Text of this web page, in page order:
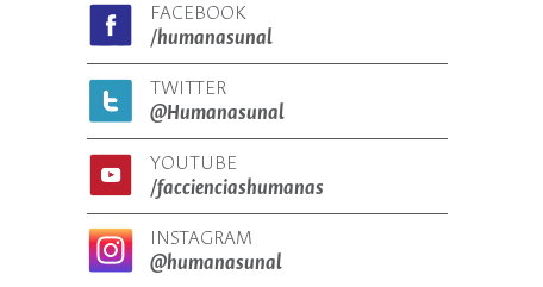
FACEBOOK
/humanasunal
TWITTER
@Humanasunal
YOUTUBE
/faccienciashumanas
INSTAGRAM
@humanasunal